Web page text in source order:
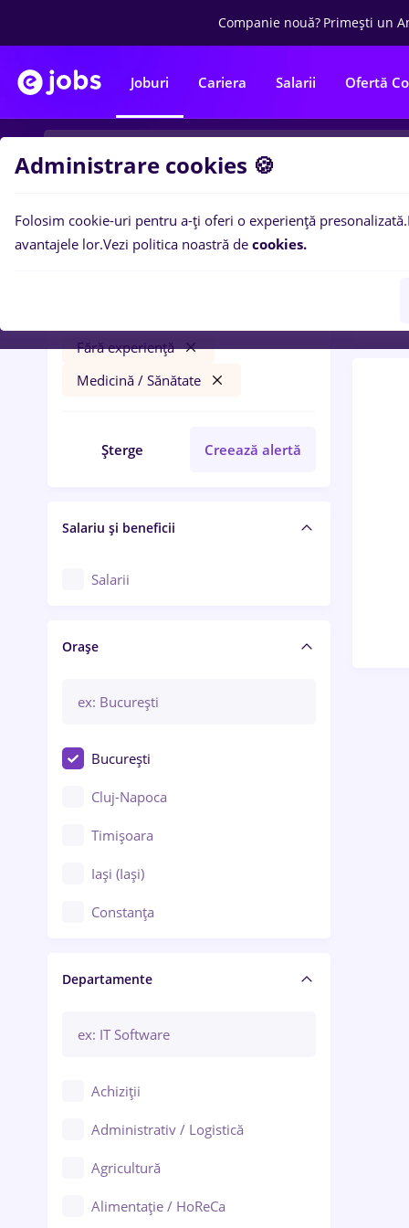
Companie nouă? Primești un
Joburi Cariera Salarii Ofertă
Filtre
Fără experiență
Medicină / Sănătate
Șterge Creează alertă
Salariu și beneficii
Salarii
Orașe
București
Cluj-Napoca
Timișoara
Iași (Iași)
Constanța
Brașov
Bacău
Galați (Galați)
Ploiești
Departamente
Achiziții
Administrativ / Logistică
Agricultură
Alimentație / HoReCa
0
Administrare cookies 🍪
Folosim cookie-uri pentru a-ți oferi o experiență presonalizată.
avantajele lor.Vezi politica noastră de cookies.